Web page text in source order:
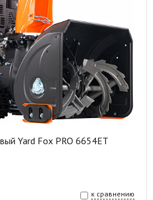
Yard Fox PRO 6654ET
к сравнению